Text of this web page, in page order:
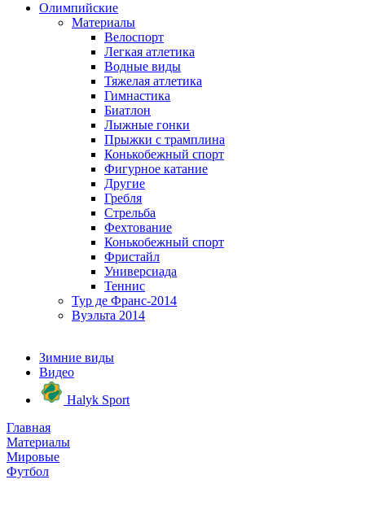
Олимпийские
Материалы
Велоспорт
Легкая атлетика
Водные виды
Тяжелая атлетика
Гимнастика
Биатлон
Лыжные гонки
Прыжки с трамплина
Конькобежный спорт
Фигурное катание
Другие
Гребля
Стрельба
Фехтование
Конькобежный спорт
Фристайл
Универсиада
Теннис
Тур де Франс-2014
Вуэльта 2014
Зимние виды
Видео
Halyk Sport
Главная
Материалы
Мировые
Футбол